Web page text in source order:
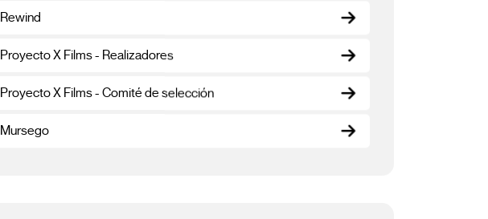
Rewind
Proyecto X Films - Realizadores
Proyecto X Films - Comité de selección
Mursego